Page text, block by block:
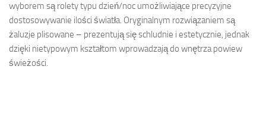
wyborem są rolety typu dzień/noc umożliwiające precyzyjne
dostosowywanie ilości światła. Oryginalnym rozwiązaniem są
żaluzje plisowane – prezentują się schludnie i estetycznie, jednak
dzięki nietypowym kształtom wprowadzają do wnętrza powiew
świeżości.